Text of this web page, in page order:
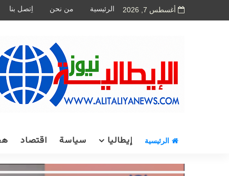
أغسطس 7, 2026 الرئيسية من نحن اِتصل بنا
الرئيسية إيطاليا سياسة اقتصاد